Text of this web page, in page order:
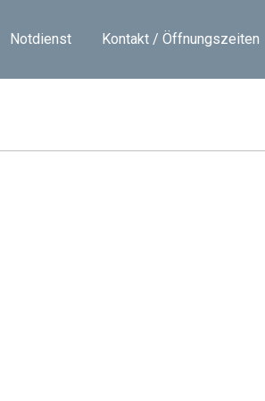
Notdienst Kontakt / Öffnungszeiten